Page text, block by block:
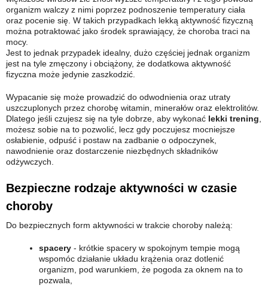
organizm walczy z nimi poprzez podnoszenie temperatury ciała
oraz pocenie się. W takich przypadkach lekką aktywność fizyczną
można potraktować jako środek sprawiający, że choroba traci na
mocy.
Jest to jednak przypadek idealny, dużo częściej jednak organizm
jest na tyle zmęczony i obciążony, że dodatkowa aktywność
fizyczna może jedynie zaszkodzić.
Wypacanie się może prowadzić do odwodnienia oraz utraty
uszczuplonych przez chorobę witamin, minerałów oraz elektrolitów.
Dlatego jeśli czujesz się na tyle dobrze, aby wykonać lekki trening
możesz sobie na to pozwolić, lecz gdy poczujesz mocniejsze
osłabienie, odpuść i postaw na zadbanie o odpoczynek,
nawodnienie oraz dostarczenie niezbędnych składników
odżywczych.
Bezpieczne rodzaje aktywności w czasie
choroby
Do bezpiecznych form aktywności w trakcie choroby należą:
spacery - krótkie spacery w spokojnym tempie mogą
wspomóc działanie układu krążenia oraz dotlenić
organizm, pod warunkiem, że pogoda za oknem na to
pozwala,